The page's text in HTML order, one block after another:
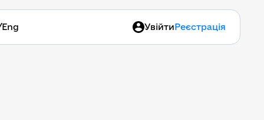
Eng УвійтиРеєстрація